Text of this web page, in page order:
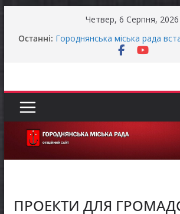
Четвер, 6 Серпня, 2026
Останні:
податку та мінімального
зобов’язання (МПЗ)
щодо яких прийнято рішення
Відбулась 45-та сесія
Фахівці із супроводу
демобілізованих осіб в
ЗАГАЛЬНОНАЦІОНАЛЬНА
ПРОЕКТИ ДЛЯ